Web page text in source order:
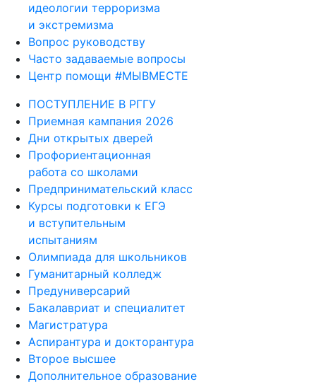
идеологии терроризма
и экстремизма
Вопрос руководству
Часто задаваемые вопросы
Центр помощи #МЫВМЕСТЕ
ПОСТУПЛЕНИЕ В РГГУ
Приемная кампания 2026
Дни открытых дверей
Профориентационная
работа со школами
Предпринимательский класс
Курсы подготовки к ЕГЭ
и вступительным
испытаниям
Олимпиада для школьников
Гуманитарный колледж
Предуниверсарий
Бакалавриат и специалитет
Магистратура
Аспирантура и докторантура
Второе высшее
Дополнительное образование